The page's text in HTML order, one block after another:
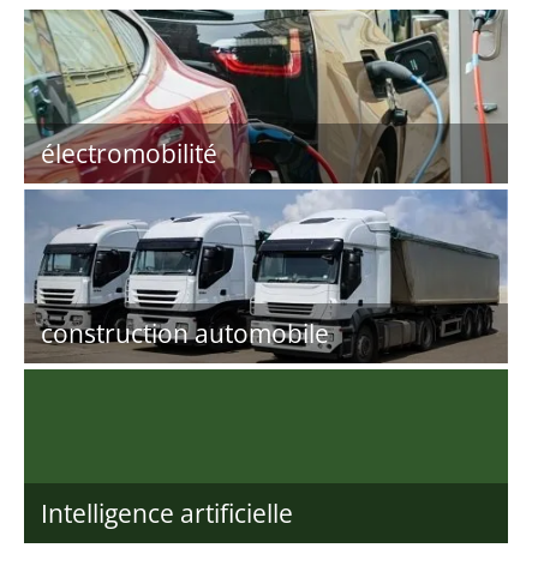
électromobilité
construction automobile
Intelligence artificielle